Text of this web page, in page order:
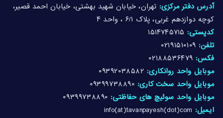
آدرس دفتر مرکزی: تهران، خیابان شهید بهشتی، خیابان احمد قصیر،
کوچه دوازدهم غربی، پلاک ۶/۱ ، واحد ۴
کدپستی: ۱۵۱۴۷۴۵۷۱۵
تلفن: ۰۲۱۹۱۵۱۰۱۰۹
فکس: ۰۲۱۸۸۵۳۶۴۷۹
موبایل واحد روانکاری: ۰۹۳۹۲۰۳۸۵۸۲
موبایل واحد سخت کاری: ۰۹۳۹۹۷۳۸۸۹۰
موبایل واحد سوئیچ های حفاظتی: ۰۹۳۹۹۷۳۸۸۹۰
ایمیل: info(at)tavanpayesh(dot)com